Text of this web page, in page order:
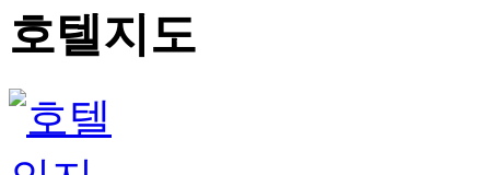
호텔지도